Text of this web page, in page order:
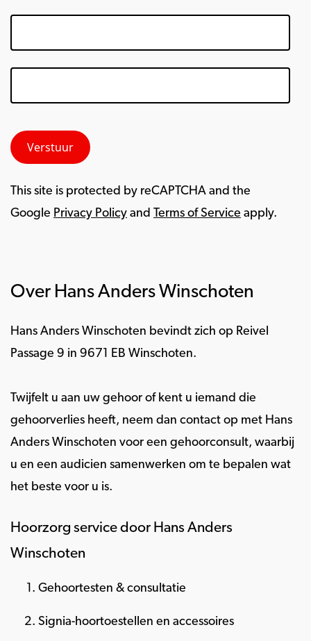
This site is protected by reCAPTCHA and the
Google Privacy Policy and Terms of Service apply.
Over Hans Anders Winschoten
Hans Anders Winschoten bevindt zich op Reivel
Passage 9 in 9671 EB Winschoten.
Twijfelt u aan uw gehoor of kent u iemand die
gehoorverlies heeft, neem dan contact op met Hans
Anders Winschoten voor een gehoorconsult, waarbij
u en een audicien samenwerken om te bepalen wat
het beste voor u is.
Hoorzorg service door Hans Anders
Winschoten
Gehoortesten & consultatie
Signia-hoortoestellen en accessoires